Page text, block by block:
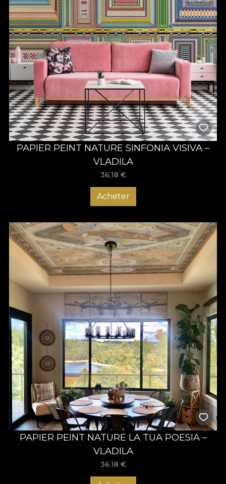
PAPIER PEINT NATURE SINFONIA VISIVA –
VLADILA
36,18 €
Acheter
PAPIER PEINT NATURE LA TUA POESIA –
VLADILA
36,18 €